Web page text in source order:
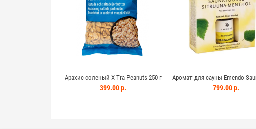
Арахис соленый X-Tra Peanuts 250 г
399.00 р.
Аромат для сауны Emendo
Sitruuna-menthol 10 мл
799.00 р.